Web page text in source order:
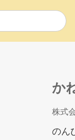
か
株式
のん